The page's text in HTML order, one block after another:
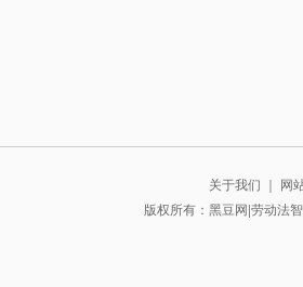
关于我们 ｜ 网
版权所有：黑豆网|劳动